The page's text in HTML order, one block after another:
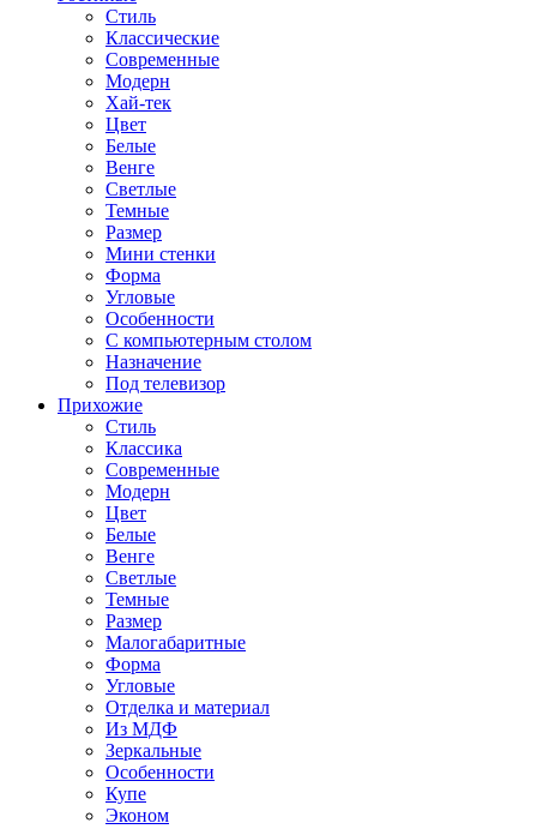
Стиль
Классические
Современные
Модерн
Хай-тек
Цвет
Белые
Венге
Светлые
Темные
Размер
Мини стенки
Форма
Угловые
Особенности
С компьютерным столом
Назначение
Под телевизор
Прихожие
Стиль
Классика
Современные
Модерн
Цвет
Белые
Венге
Светлые
Темные
Размер
Малогабаритные
Форма
Угловые
Отделка и материал
Из МДФ
Зеркальные
Особенности
Купе
Эконом